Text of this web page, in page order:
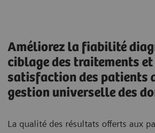
Améliorez la fiabilité
ciblage des traitements
satisfaction des patients
gestion universelle des
La qualité des résultats offerts aux